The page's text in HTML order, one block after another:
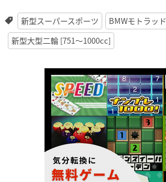
新型スーパースポーツ
BMWモトラッド
新型大型二輪 [751〜1000cc]